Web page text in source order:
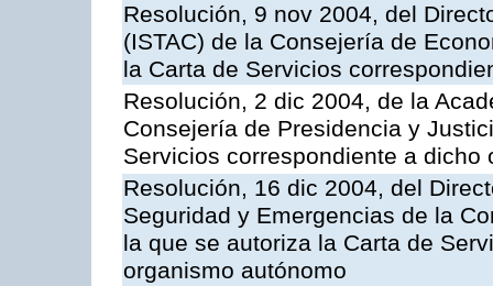
Resolución, 9 nov 2004, del
(ISTAC) de la Consejería de
la Carta de Servicios
Resolución, 2 dic 2004, de la
Consejería de Presidencia y
Servicios correspondiente a dicho
Resolución, 16 dic 2004, del
Seguridad y Emergencias de la
la que se autoriza la Carta de
organismo autónomo